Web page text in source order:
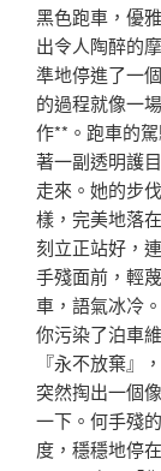
黑色跑車，優
出令人陶醉的
準地停進了一
的過程就像一
作**。跑車的
著一副透明護
走來。她的步
樣，完美地落
刻立正站好，
手殘面前，輕
車，語氣冰冷
你污染了泊車
『永不放棄』
突然掏出一個
一下。何手殘
度，穩穩地停